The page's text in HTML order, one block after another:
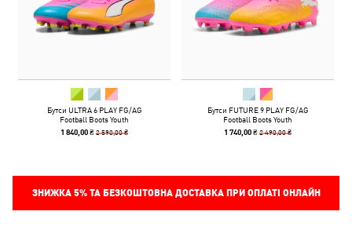
Бутси ULTRA 6 PLAY FG/AG
Football Boots Youth
1 840,00 ₴2 590,00 ₴
Бутси FUTURE 9 PLAY FG/AG
Football Boots Youth
1 740,00 ₴2 490,00 ₴
ЗНИЖКА 5%ТА БЕЗКОШТОВНА ДОСТАВКА ПРИ ОПЛАТІ ОНЛАЙН